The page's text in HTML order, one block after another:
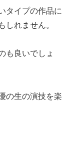
タイプの作品に
しれません。
も良いでしょ
の生の演技を楽